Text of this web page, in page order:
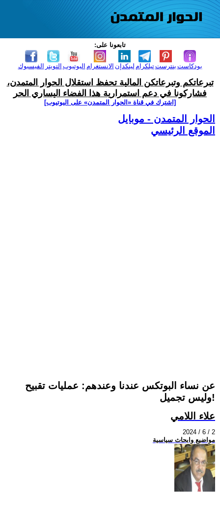
تابعونا على:
الفيسبوك التويتر اليوتيوب الانستغرام لينكدإن تيلكرامبنترست بودكاست
تبرعاتكم وتبرعاتكن المالية تحفظ استقلال الحوار المتمدن،
فشاركونا في دعم استمرارية هذا الفضاء اليساري الحر
[اشترك في قناة ‫«الحوار المتمدن» على اليوتيوب]
الحوار المتمدن - موبايل
الموقع الرئيسي
عن نساء البوتكس عندنا وعندهم: عمليات تقبيح
وليس تجميل!
علاء اللامي
2024 / 6 / 2
مواضيع وابحاث سياسية